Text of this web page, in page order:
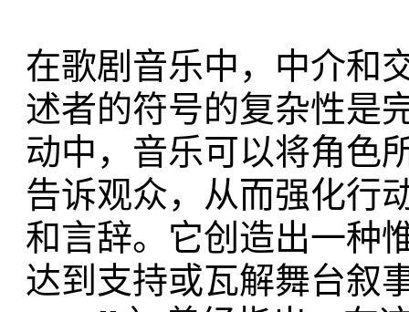
在歌剧音乐中，中介和
述者的符号的复杂性是
动中，音乐可以将角色
告诉观众，从而强化行
和言辞。它创造出一种
达到支持或瓦解舞台叙